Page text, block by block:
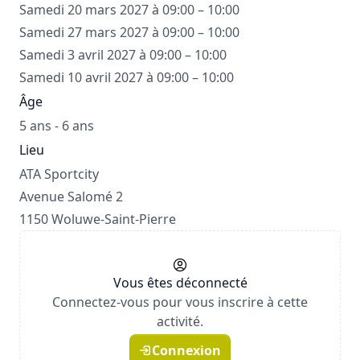
Samedi 20 mars 2027 à 09:00 – 10:00
Samedi 27 mars 2027 à 09:00 – 10:00
Samedi 3 avril 2027 à 09:00 – 10:00
Samedi 10 avril 2027 à 09:00 – 10:00
Âge
5 ans - 6 ans
Lieu
ATA Sportcity
Avenue Salomé 2
1150 Woluwe-Saint-Pierre
Vous êtes déconnecté
Connectez-vous pour vous inscrire à cette
activité.
Connexion